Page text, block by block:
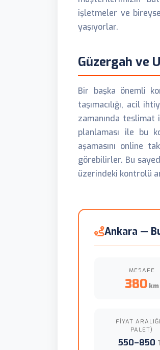
işletmeler ve
yaşıyorlar.
Güzergah ve
Bir başka önemli
taşımacılığı, acil
zamanında
planlaması ile bu
aşamasını online
görebilirler. Bu
üzerindeki kontrolü
Ankara —
MESAFE
380 km
FIYAT
PALET)
550–850